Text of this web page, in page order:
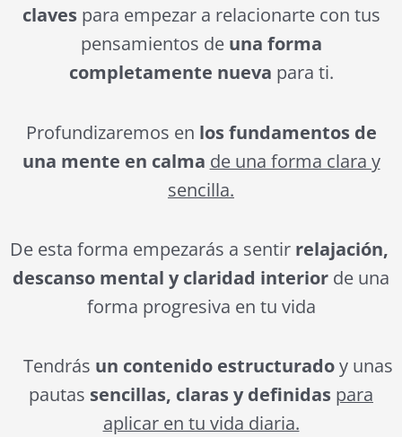
clavespara empezar a relacionarte con tus
pensamientos de una forma
completamente nueva para ti.
Profundizaremos en los fundamentos de
una mente en calma de una forma clara y
sencilla.
De esta forma empezarás a sentir relajación,
descanso mental y claridad interior de una
forma progresiva en tu vida
Tendrás un contenido estructuradoy unas
pautas sencillas, claras y definidas para
aplicar en tu vida diaria.